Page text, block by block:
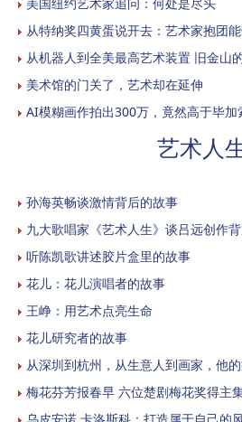
从特纳奖四黄蛋说开去：艺术家抱团
从机器人到全美最高艺术装置 旧金山
美术馆的门关了，艺术却在延伸
AI模糊画作拍出300万，竟然高于毕加
艺术人
孙海英畅谈激情背后的故事
九大歌唱家《艺术人生》谈吕远创作
听陈凯歌讲述胶片盒里的故事
花儿：花儿演唱者的故事
王峥：用艺术点亮生命
花儿研究者的故事
从深圳到杭州，从生意人到画家，他
梅花芬芳报春早 六位楚剧梅花奖得主